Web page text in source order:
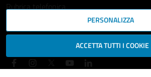
Rubrica telefonica
SEGUICI SU
PERSONALIZZA
ACCETTA TUTTI I COOKIE